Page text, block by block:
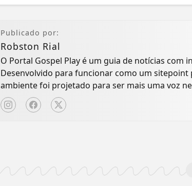
Publicado por:
Robston Rial
O Portal Gospel Play é um guia de notícias com
Desenvolvido para funcionar como um
ambiente foi projetado para ser mais uma voz